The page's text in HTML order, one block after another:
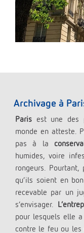
Archivage à
Paris est une des
monde en atteste.
pas à la
humides, voire
rongeurs. Pourtant,
qu’ils soient en
recevable par un
s’envisager.
pour lesquels elle
contre le feu ou les